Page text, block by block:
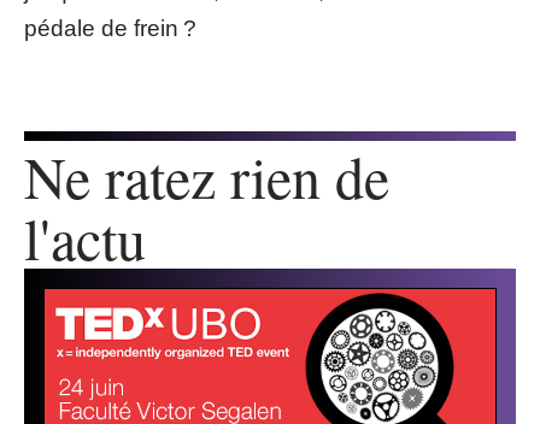
pédale de frein ?
Ne ratez rien de
l'actu